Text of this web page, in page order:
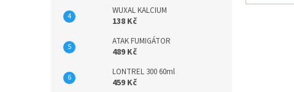
WUXAL KALCIUM
138 Kč
ATAK FUMIGÁTOR
489 Kč
LONTREL 300 60ml
459 Kč